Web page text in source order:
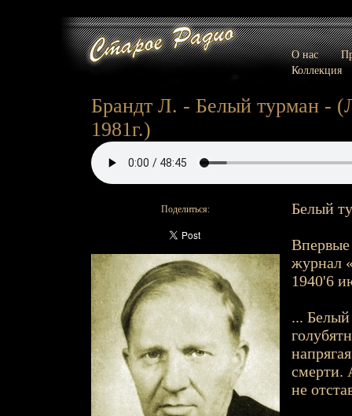
О нас
Коллекция
Брандт Л. - Белый турман -
1981г.)
Поделиться: Белый
Впервые
журнал
1940'6
... Белый
смерти.
не